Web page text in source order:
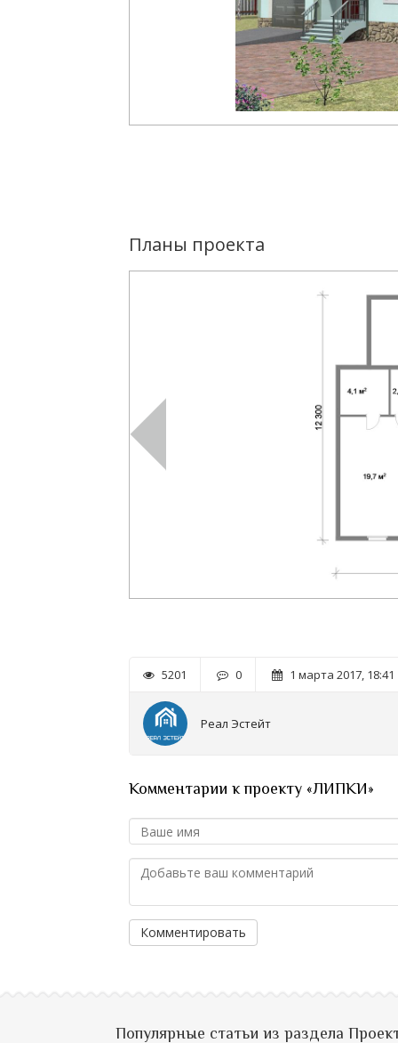
Планы проекта
5201 0 1 марта 2017, 18:41
Реал Эстейт
Комментарии к проекту «ЛИПКИ»
Комментировать
Популярные статьи из раздела